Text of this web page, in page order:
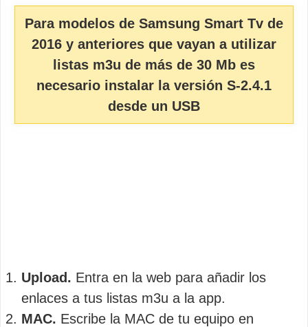
Para modelos de Samsung Smart Tv de
2016 y anteriores que vayan a utilizar
listas m3u de más de 30 Mb es
necesario instalar la versión S-2.4.1
desde un USB
Upload. Entra en la web para añadir los
enlaces a tus listas m3u a la app.
MAC. Escribe la MAC de tu equipo en